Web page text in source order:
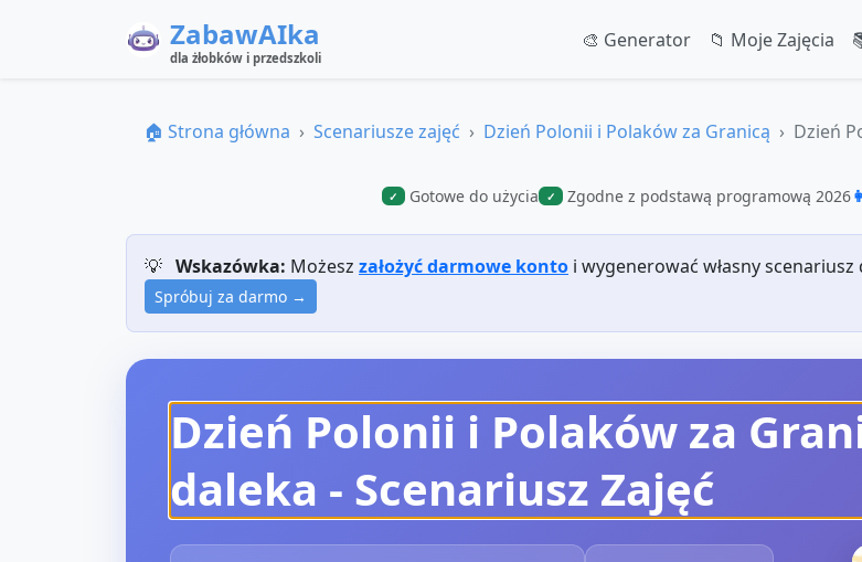
ZabawAIka
dla żłobków i przedszkoli
🎨 Generator 📁 Moje Zajęcia
🏠 Strona główna Scenariusze zajęć Dzień Polonii i Polaków za Granicą Dzień
✓ Gotowe do użycia ✓ Zgodne z podstawą programową 2026
💡 Wskazówka: Możesz założyć darmowe konto i wygenerować własny
Spróbuj za darmo →
Dzień Polonii i Polaków za
daleka - Scenariusz Zajęć